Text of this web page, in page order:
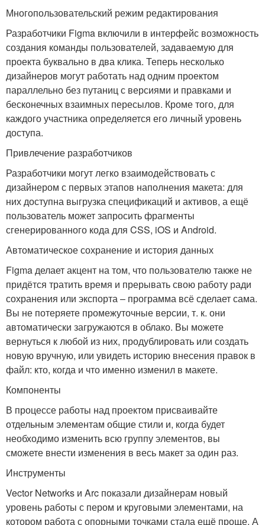
Многопользовательский режим редактирования
Разработчики Figma включили в интерфейс возможность
создания команды пользователей, задаваемую для
проекта буквально в два клика. Теперь несколько
дизайнеров могут работать над одним проектом
параллельно без путаниц с версиями и правками и
бесконечных взаимных пересылов. Кроме того, для
каждого участника определяется его личный уровень
доступа.
Привлечение разработчиков
Разработчики могут легко взаимодействовать с
дизайнером с первых этапов наполнения макета: для
них доступна выгрузка спецификаций и активов, а ещё
пользователь может запросить фрагменты
сгенерированного кода для CSS, iOS и Android.
Автоматическое сохранение и история данных
Figma делает акцент на том, что пользователю также не
придётся тратить время и прерывать свою работу ради
сохранения или экспорта – программа всё сделает сама.
Вы не потеряете промежуточные версии, т. к. они
автоматически загружаются в облако. Вы можете
вернуться к любой из них, продублировать или создать
новую вручную, или увидеть историю внесения правок в
файл: кто, когда и что именно изменил в макете.
Компоненты
В процессе работы над проектом присваивайте
отдельным элементам общие стили и, когда будет
необходимо изменить всю группу элементов, вы
сможете внести изменения в весь макет за один раз.
Инструменты
Vector Networks и Arc показали дизайнерам новый
уровень работы с пером и круговыми элементами, на
котором работа с опорными точками стала ещё проще. А